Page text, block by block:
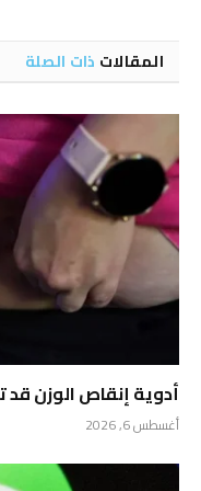
المقالات ذات الصلة
أدوية إنقاص الوزن
أغسطس 6, 2026